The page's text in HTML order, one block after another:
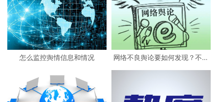
怎么监控舆情信息和情况
网络不良舆论要如何发现？不良